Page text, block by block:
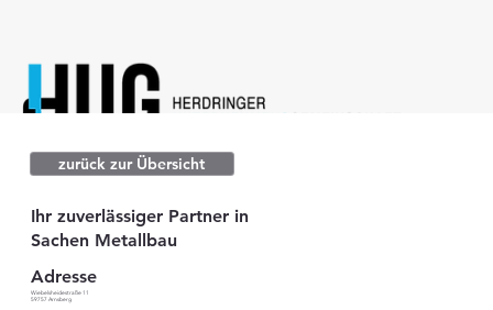
zurück zur Übersicht
Ihr zuverlässiger Partner in
Sachen Metallbau
Adresse
Wiebelsheidestraße 11
59757 Arnsberg